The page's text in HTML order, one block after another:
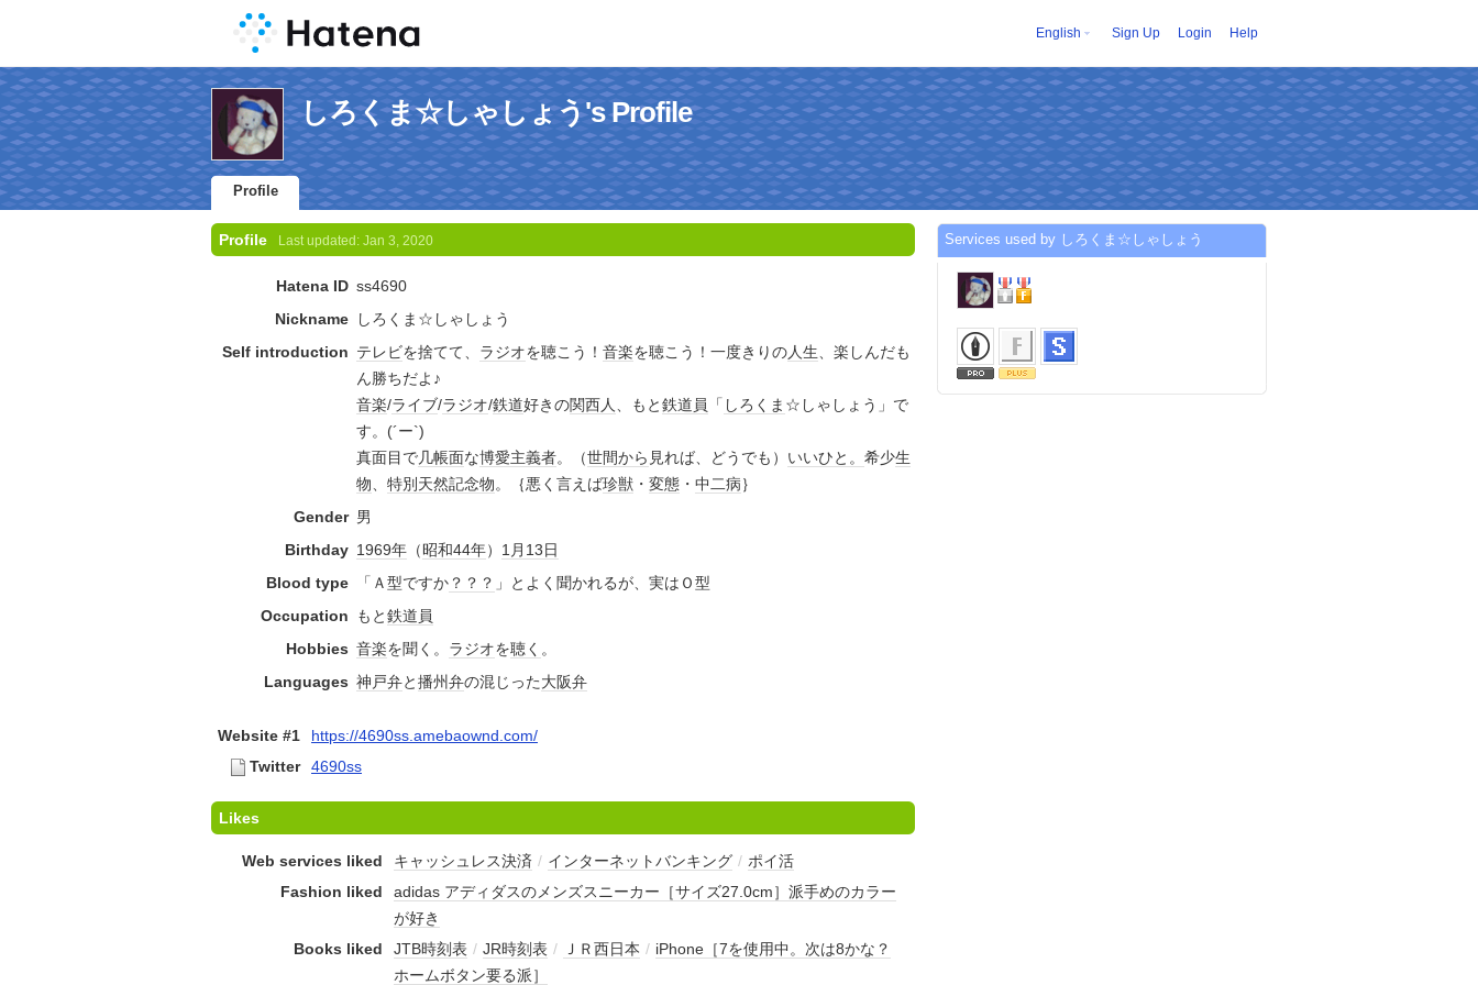
English Sign Up Login Help
しろくま☆しゃしょう's Profile
Profile
Profile Last updated: Jan 3, 2020
Hatena ID ss4690
Nickname
しろくま☆しゃしょう
Self introduction テレビを捨てて、 ラジオを聴こう！ 音楽を聴こう！一度きりの人生、楽しんだも
ん勝ちだよ♪
音楽/ライブ/ラジオ/鉄道好きの関西人、もと鉄道員 「 しろくま ☆しゃしょう」で
す。(´ー`)ゞ
真面目で几帳面な博愛主義者。（世間から 見れば、どうでも） いいひと。 希少生
物、 特別天然記念物。｛悪く言えば珍獣 ・ 変態 ・ 中二病｝
Gender 男
Birthday 1969年 （昭和44年） 1月13日
Blood type
「Ａ型ですか ？？？ 」とよく聞かれるが、実はＯ型
Occupation
もと鉄道員
Hobbies 音楽を聞く。 ラジオを聴く 。
Languages 神戸弁と播州弁の混じった大阪弁
Website #1
https://4690ss.amebaownd.com/
Twitter
4690ss
Likes
Web services liked キャッシュレス決済 / インターネットバンキング / ポイ活
Fashion liked
adidas アディダスのメンズスニーカー［サイズ27.0cm］派手めのカラー
が好き
Books liked
JTB時刻表 / JR時刻表 / ＪＲ西日本 / iPhone［7を使用中。次は8かな？
ホームボタン要る派］
Services used by しろくま☆しゃしょう